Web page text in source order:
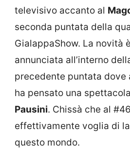
televisivo accanto al
seconda puntata della
GialappaShow. La novità
annunciata all’interno
precedente puntata dove
ha pensato una
Pausini. Chissà che al
effettivamente voglia di
questo mondo.